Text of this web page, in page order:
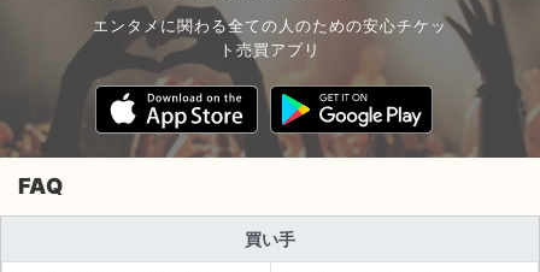
エンタメに関わる全ての人のための安心チケッ
ト売買アプリ
FAQ
買い手